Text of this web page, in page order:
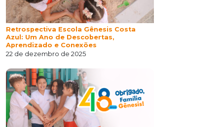
Retrospectiva Escola Gênesis Costa
Azul: Um Ano de Descobertas,
Aprendizado e Conexões
22 de dezembro de 2025